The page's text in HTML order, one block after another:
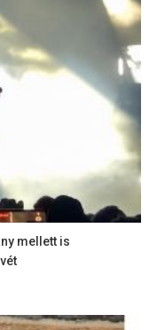
mellett is